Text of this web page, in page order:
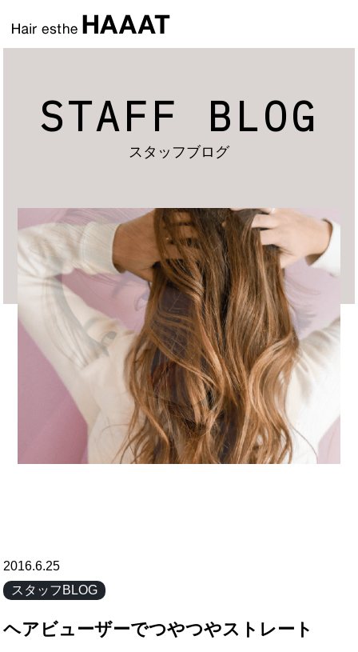
STAFF BLOG
スタッフブログ
2016.6.25
スタッフBLOG
ヘアビューザーでつやつやストレート